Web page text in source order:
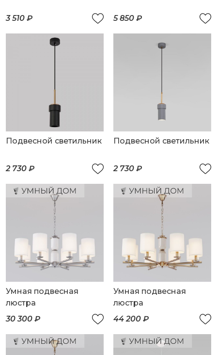
3 510 ₽ 5 850 ₽
Подвесной светильник
2 730 ₽
Подвесной светильник
2 730 ₽
Умная подвесная
люстра
30 300 ₽
Умная подвесная
люстра
44 200 ₽